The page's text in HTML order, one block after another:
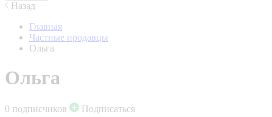
Назад
Главная
Частные продавцы
Ольга
Ольга
0 подписчиков Подписаться